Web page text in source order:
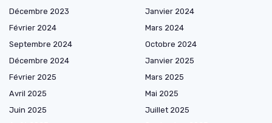
Décembre 2023
Janvier 2024
Février 2024
Mars 2024
Septembre 2024
Octobre 2024
Décembre 2024
Janvier 2025
Février 2025
Mars 2025
Avril 2025
Mai 2025
Juin 2025
Juillet 2025